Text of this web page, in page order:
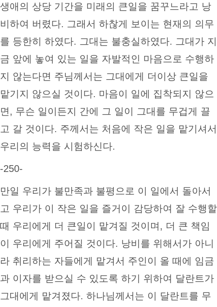
생애의 상당 기간을 미래의 큰일을 꿈꾸느라고 낭
비하여 버렸다. 그래서 하찮게 보이는 현재의 의무
를 등한히 하였다. 그대는 불충실하였다. 그대가 지
금 앞에 놓여 있는 일을 자발적인 마음으로 수행하
지 않는다면 주님께서는 그대에게 더이상 큰일을
맡기지 않으실 것이다. 마음이 일에 집착되지 않으
면, 무슨 일이든지 간에 그 일이 그대를 무겁게 끌
고 갈 것이다. 주께서는 처음에 작은 일을 맡기셔서
우리의 능력을 시험하신다.
-250-
만일 우리가 불만족과 불평으로 이 일에서 돌아서
고 우리가 이 작은 일을 즐거이 감당하여 잘 수행할
때 우리에게 더 큰일이 맡겨질 것이며, 더 큰 책임
이 우리에게 주어질 것이다. 낭비를 위해서가 아니
라 취리하는 자들에게 맡겨서 주인이 올 때에 임금
과 이자를 받으실 수 있도록 하기 위하여 달란트가
그대에게 맡겨졌다. 하나님께서는 이 달란트를 무